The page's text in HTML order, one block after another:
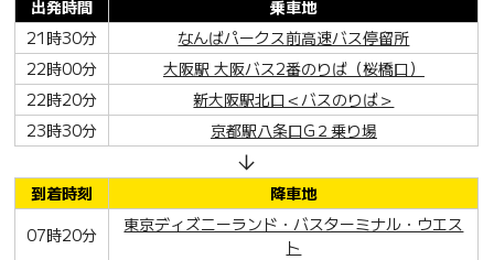
出発時間
乗車地
21時30分
なんばパークス前高速バス停留所
22時00分
大阪駅 大阪バス2番のりば（桜橋口）
22時20分
新大阪駅北口＜バスのりば＞
23時30分
京都駅八条口G２乗り場
到着時刻
降車地
07時20分
東京ディズニーランド・バスターミナル・ウエス
ト